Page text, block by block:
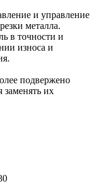
и управление
металла.
в точности и
износа и
подвержено
заменять их